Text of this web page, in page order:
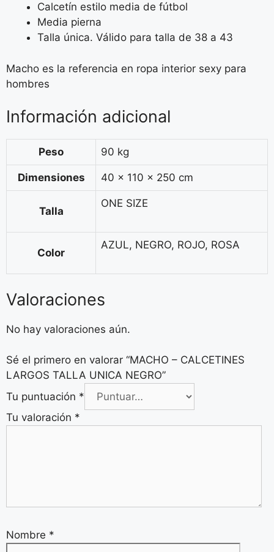
Calcetín estilo media de fútbol
Media pierna
Talla única. Válido para talla de 38 a 43
Macho es la referencia en ropa interior sexy para
hombres
Información adicional
Peso 90 kg
Dimensiones 40 × 110 × 250 cm
Talla
ONE SIZE
Color
AZUL, NEGRO, ROJO, ROSA
Valoraciones
No hay valoraciones aún.
Sé el primero en valorar “MACHO – CALCETINES
LARGOS TALLA UNICA NEGRO”
Tu puntuación *
Tu valoración *
Nombre *